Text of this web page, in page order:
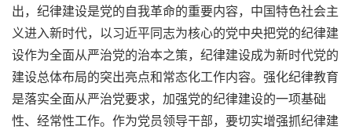
出，纪律建设是党的自我革命的重要内容，中国特色社会主
义进入新时代，以习近平同志为核心的党中央把党的纪律建
设作为全面从严治党的治本之策，纪律建设成为新时代党的
建设总体布局的突出亮点和常态化工作内容。强化纪律教育
是落实全面从严治党要求，加强党的纪律建设的一项基础
性、经常性工作。作为党员领导干部，要切实增强抓纪律建